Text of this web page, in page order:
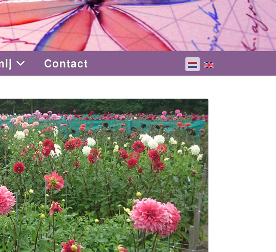
Contact Selecteer de taal